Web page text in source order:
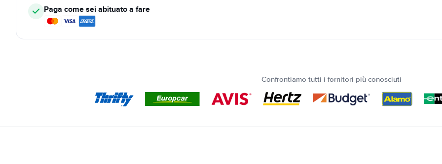
Paga come sei abituato a fare
Confrontiamo tutti i fornitori più conosciuti